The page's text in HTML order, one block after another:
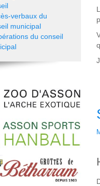
verbaux du
municipal
du conseil